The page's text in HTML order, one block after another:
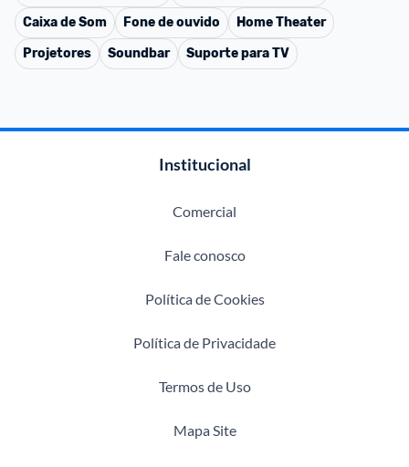
Caixa de Som
Fone de ouvido
Home Theater
Projetores
Soundbar Suporte para TV
Institucional
Comercial
Fale conosco
Política de Cookies
Política de Privacidade
Termos de Uso
Mapa Site